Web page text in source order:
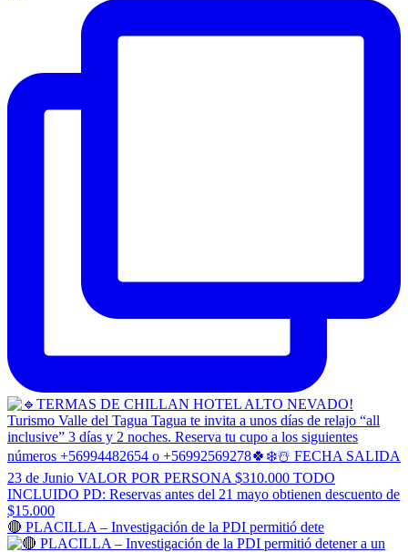
🔴 PLACILLA – Investigación de la PDI permitió dete